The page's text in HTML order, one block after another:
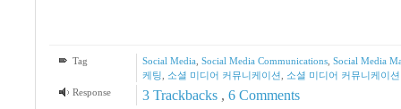
Tag Social Media Social Media Communications, Social Media
케팅
소셜 미디어 커뮤니케이션
소셜 미디어 커뮤니케이
Response
3Trackbacks , 6Comments